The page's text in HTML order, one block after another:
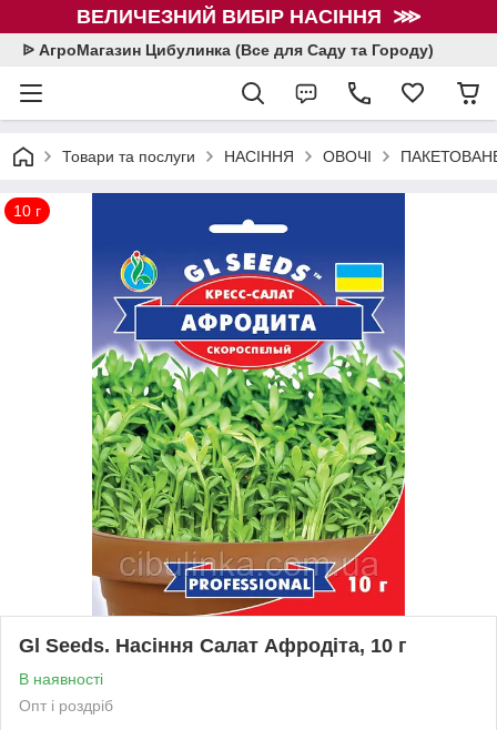
ВЕЛИЧЕЗНИЙ ВИБІР НАСІННЯ ⋙
ᐉ АгроМагазин Цибулинка (Все для Саду та Городу)
Товари та послуги НАСІННЯ ОВОЧІ
10 г
Gl Seeds. Насіння Салат Афродіта, 10 г
В наявності
Опт і роздріб